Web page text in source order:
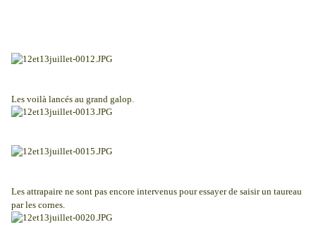
Les voilà lancés au grand galop.
Les attrapaire ne sont pas encore intervenus pour essayer de saisir un taureau
par les cornes.